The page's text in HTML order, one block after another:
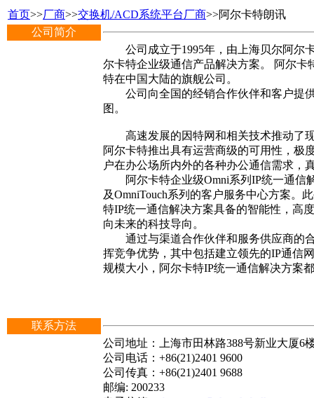
首页>>厂商>>交换机/ACD系统平台厂商>>阿尔卡特朗讯
公司简介
公司成立于1995年，由上海贝尔阿尔卡
尔卡特企业级通信产品解决方案。 阿尔
特在中国大陆的旗舰公司。
公司向全国的经销合作伙伴和客户提供
图。
高速发展的因特网和相关技术推动了现
阿尔卡特推出具有运营商级的可用性，极
户在办公场所内外的各种办公通信需求，
阿尔卡特企业级Omni系列IP统一通信解
及OmniTouch系列的客户服务中心方案。
特IP统一通信解决方案具备的智能性，高
向未来的科技导向。
通过与渠道合作伙伴和服务供应商的合
挥竞争优势，其中包括建立领先的IP通信
规模大小，阿尔卡特IP统一通信解决方案
联系方法
公司地址：上海市田林路388号新业大厦6
公司电话：+86(21)2401 9600
公司传真：+86(21)2401 9688
邮编: 200233